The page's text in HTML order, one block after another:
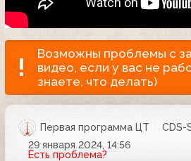
Возможны проблемы с
видео, если у вас не
знаете, что делать)
Первая программа ЦТ CDS-
29 января 2024, 14:56
Есть проблема?